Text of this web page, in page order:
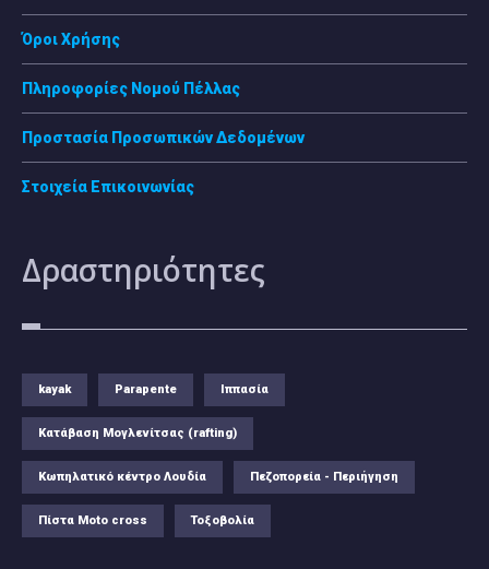
Όροι Χρήσης
Πληροφορίες Νομού Πέλλας
Προστασία Προσωπικών Δεδομένων
Στοιχεία Επικοινωνίας
Δραστηριότητες
kayak Parapente Ιππασία
Κατάβαση Μογλενίτσας (rafting)
Κωπηλατικό κέντρο Λουδία Πεζοπορεία - Περιήγηση
Πίστα Moto cross Τοξοβολία